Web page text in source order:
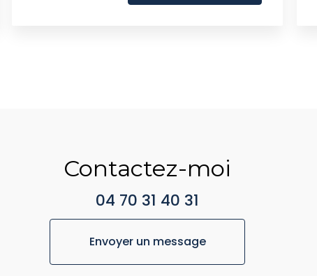
Contactez-moi
04 70 31 40 31
Envoyer un message